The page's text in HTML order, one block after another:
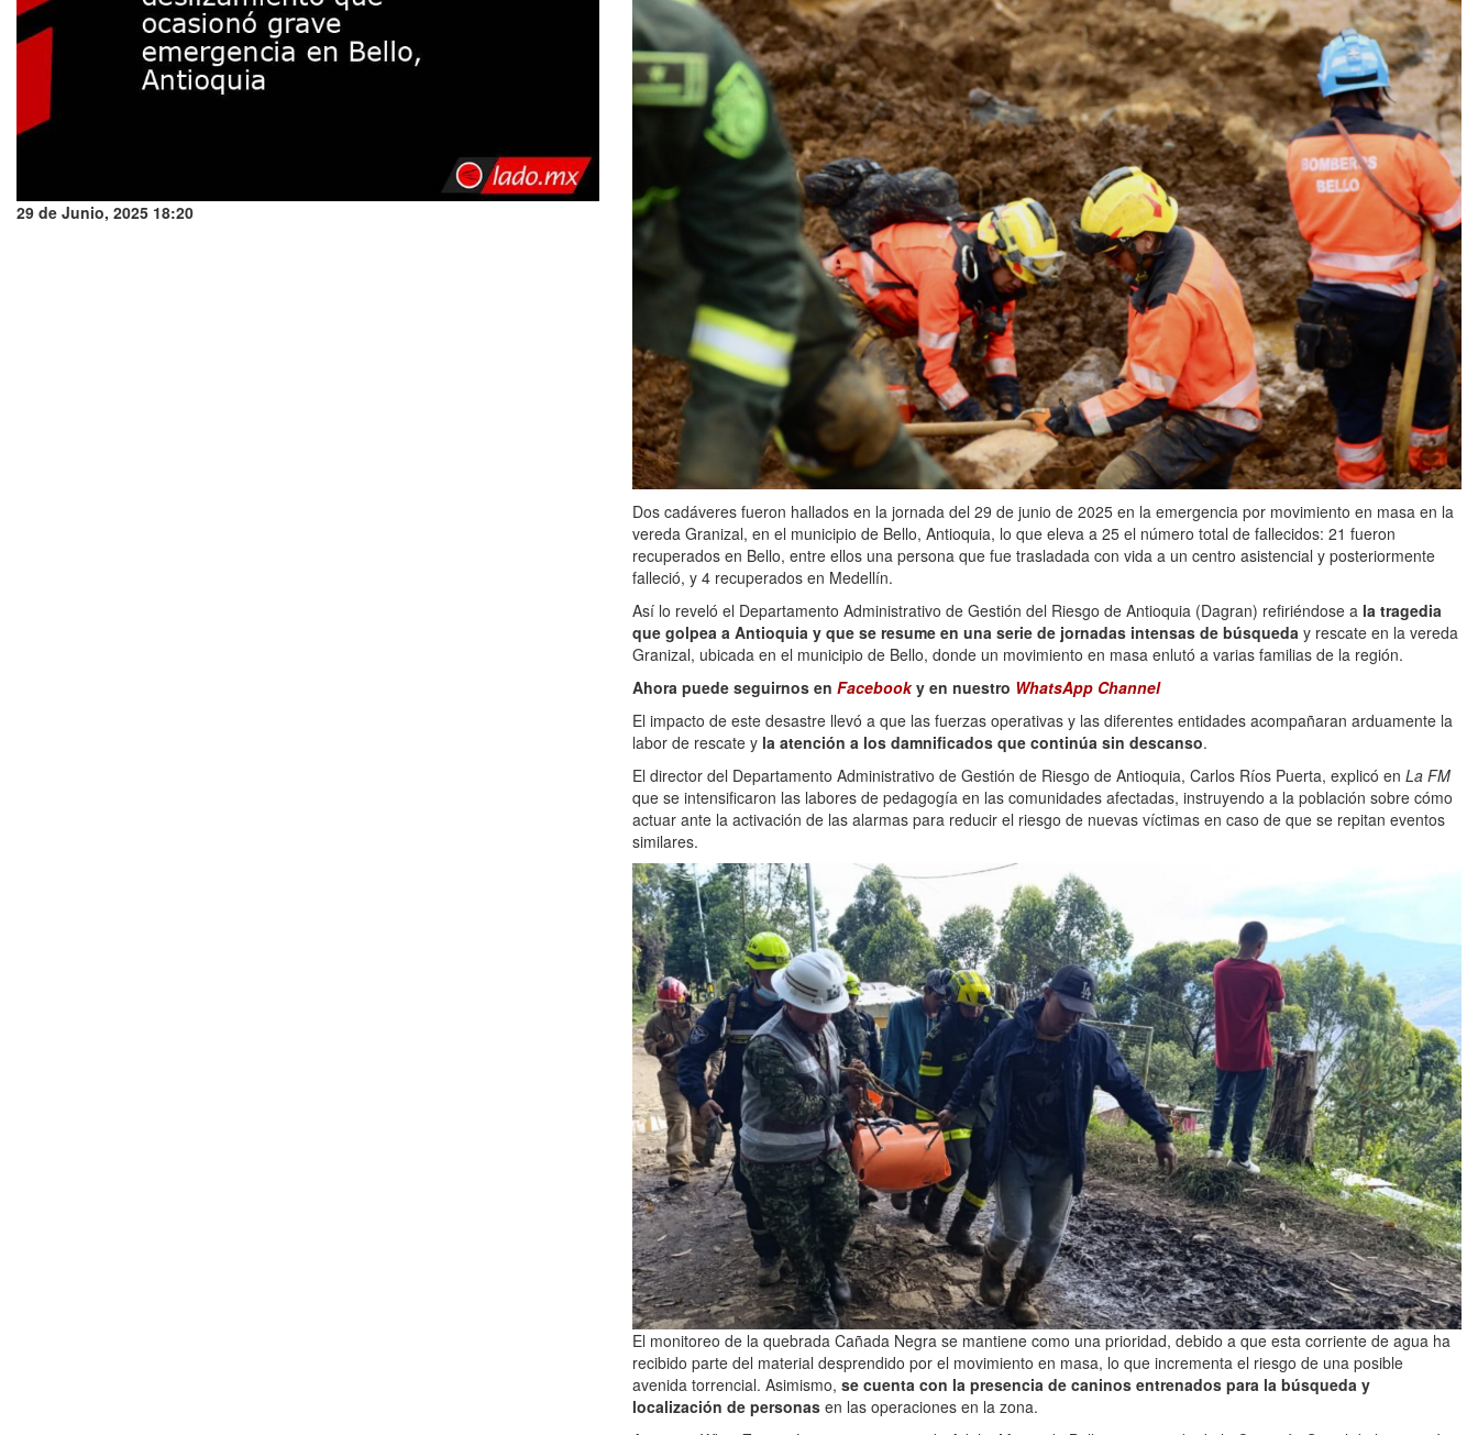
29 de Junio, 2025 18:20
Dos cadáveres fueron hallados en la jornada del 29 de junio de 2025 en la emergencia por movimiento en masa en la
vereda Granizal, en el municipio de Bello, Antioquia, lo que eleva a 25 el número total de fallecidos: 21 fueron
recuperados en Bello, entre ellos una persona que fue trasladada con vida a un centro asistencial y posteriormente
falleció, y 4 recuperados en Medellín.
Así lo reveló el Departamento Administrativo de Gestión del Riesgo de Antioquia (Dagran) refiriéndose a la tragedia
que golpea a Antioquia y que se resume en una serie de jornadas intensas de búsqueda y rescate en la vereda
Granizal, ubicada en el municipio de Bello, donde un movimiento en masa enlutó a varias familias de la región.
Ahora puede seguirnos en Facebooky en nuestro WhatsApp Channel
El impacto de este desastre llevó a que las fuerzas operativas y las diferentes entidades acompañaran arduamente la
labor de rescate y la atención a los damnificados que continúa sin descanso.
El director del Departamento Administrativo de Gestión de Riesgo de Antioquia, Carlos Ríos Puerta, explicó en La FM
que se intensificaron las labores de pedagogía en las comunidades afectadas, instruyendo a la población sobre cómo
actuar ante la activación de las alarmas para reducir el riesgo de nuevas víctimas en caso de que se repitan eventos
similares.
El monitoreo de la quebrada Cañada Negra se mantiene como una prioridad, debido a que esta corriente de agua ha
recibido parte del material desprendido por el movimiento en masa, lo que incrementa el riesgo de una posible
avenida torrencial. Asimismo, se cuenta con la presencia de caninos entrenados para la búsqueda y
localización de personas en las operaciones en la zona.